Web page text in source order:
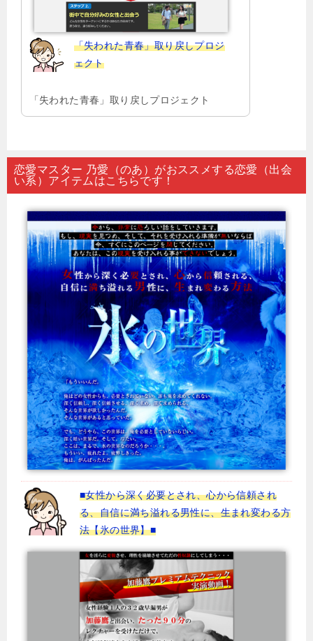
「失われた青春」取り戻しプロジ
ェクト
「失われた青春」取り戻しプロジェクト
恋愛マスター 乃愛（のあ）がおススメする恋愛（出会
い系）アイテムはこちらです！
■女性から深く必要とされ、心から信頼され
る、自信に満ち溢れる男性に、生まれ変わる方
法【氷の世界】■